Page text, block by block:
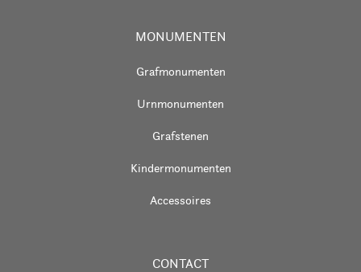
MONUMENTEN
Grafmonumenten
Urnmonumenten
Grafstenen
Kindermonumenten
Accessoires
CONTACT